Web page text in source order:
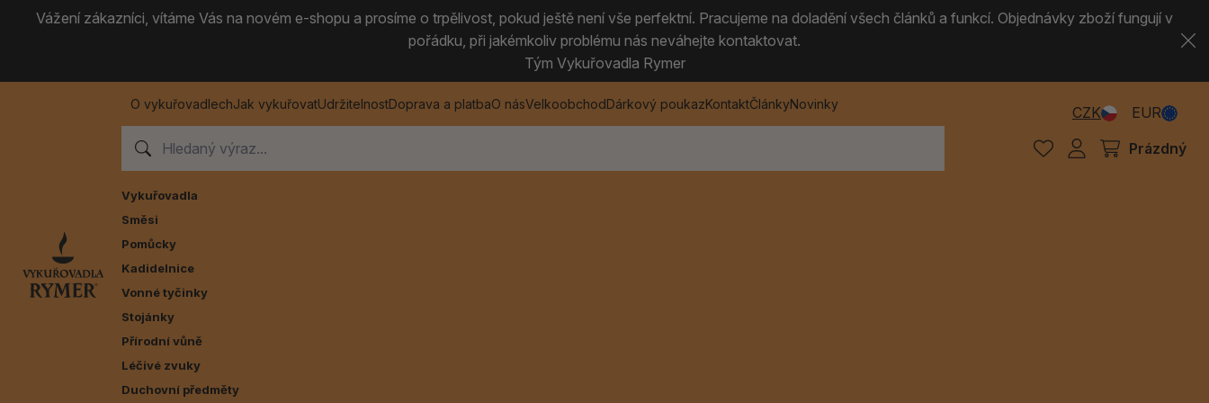
Vážení zákazníci, vítáme Vás na novém e-shopu a prosíme o trpělivost, pokud ještě není vše perfektní. Pracujeme na doladění všech článků a funkcí. Objednávky zboží fungují v
pořádku, při jakémkoliv problému nás neváhejte kontaktovat.
Tým Vykuřovadla Rymer
O vykuřovadlechJak vykuřovatUdržitelnostDoprava a platbaO násVelkoobchodDárkový poukazKontaktČlánkyNovinky CZK
EUR
Prázdný
Vykuřovadla
Směsi
Pomůcky
Kadidelnice
Vonné tyčinky
Stojánky
Přírodní vůně
Léčivé zvuky
Duchovní předměty